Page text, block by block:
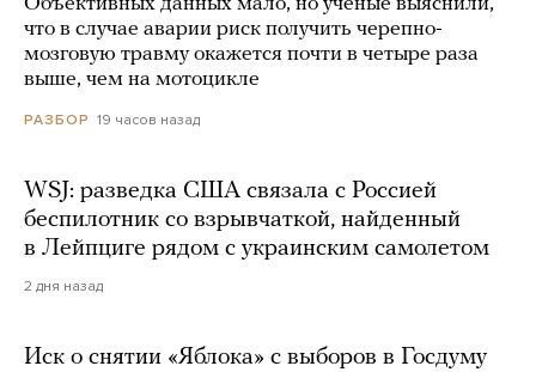
что в случае аварии риск получить черепно-
мозговую травму окажется почти в четыре раза
выше, чем на мотоцикле
РАЗБОР 19 часов назад
WSJ: разведка США связала с Россией
беспилотник со взрывчаткой, найденный
в Лейпциге рядом с украинским самолетом
2 дня назад
Иск о снятии «Яблока» с выборов в Госдуму